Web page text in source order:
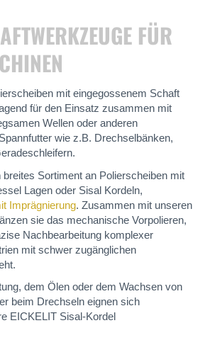
FÜR
mit eingegossenem Schaft
für den Einsatz zusammen mit
Wellen oder anderen
wie z.B. Drechselbänken,
breites Sortiment an Polierscheiben mit
Lagen oder Sisal Kordeln,
Imprägnierung. Zusammen mit unseren
sie das mechanische Vorpolieren,
Nachbearbeitung komplexer
mit schwer zugänglichen
dem Ölen oder dem Wachsen von
beim Drechseln eignen sich
EICKELIT Sisal-Kordel